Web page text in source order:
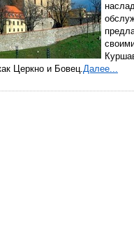
Церкно и Бовец.Далее...